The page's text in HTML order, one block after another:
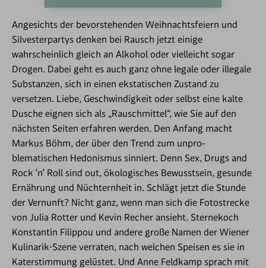
Angesichts der bevorstehenden Weihnachtsfeiern und
Silvesterpartys denken bei Rausch jetzt einige
wahrscheinlich gleich an Alkohol oder vielleicht sogar
Drogen. Dabei geht es auch ganz ohne legale oder illegale
Substanzen, sich in einen ekstatischen Zustand zu
versetzen. Liebe, Geschwindigkeit oder selbst eine kalte
Dusche eignen sich als „Rauschmittel“, wie Sie auf den
nächsten Seiten erfahren werden. Den Anfang macht
Markus Böhm, der über den Trend zum unpro­
blematischen Hedonismus sinniert. Denn Sex, Drugs and
Rock ’n’ Roll sind out, ökologisches Bewusstsein, gesunde
Ernährung und Nüchternheit in. Schlägt jetzt die Stunde
der Vernunft? Nicht ganz, wenn man sich die Fotostrecke
von Julia Rotter und Kevin Recher ansieht. Sternekoch
Konstantin Filippou und andere große Namen der Wiener
Kulinarik-Szene verraten, nach welchen Speisen es sie in
Katerstimmung gelüstet. Und Anne Feldkamp sprach mit